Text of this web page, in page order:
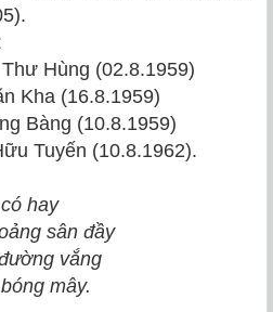
Hùng (02.8.1959)
Kha (16.8.1959)
Bàng (10.8.1959)
Tuyến (10.8.1962).
có hay
sân đầy
vắng
mây.